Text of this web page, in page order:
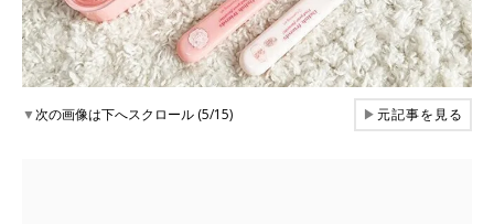
▼次の画像は下へスクロール (5/15) ▶元記事を見る